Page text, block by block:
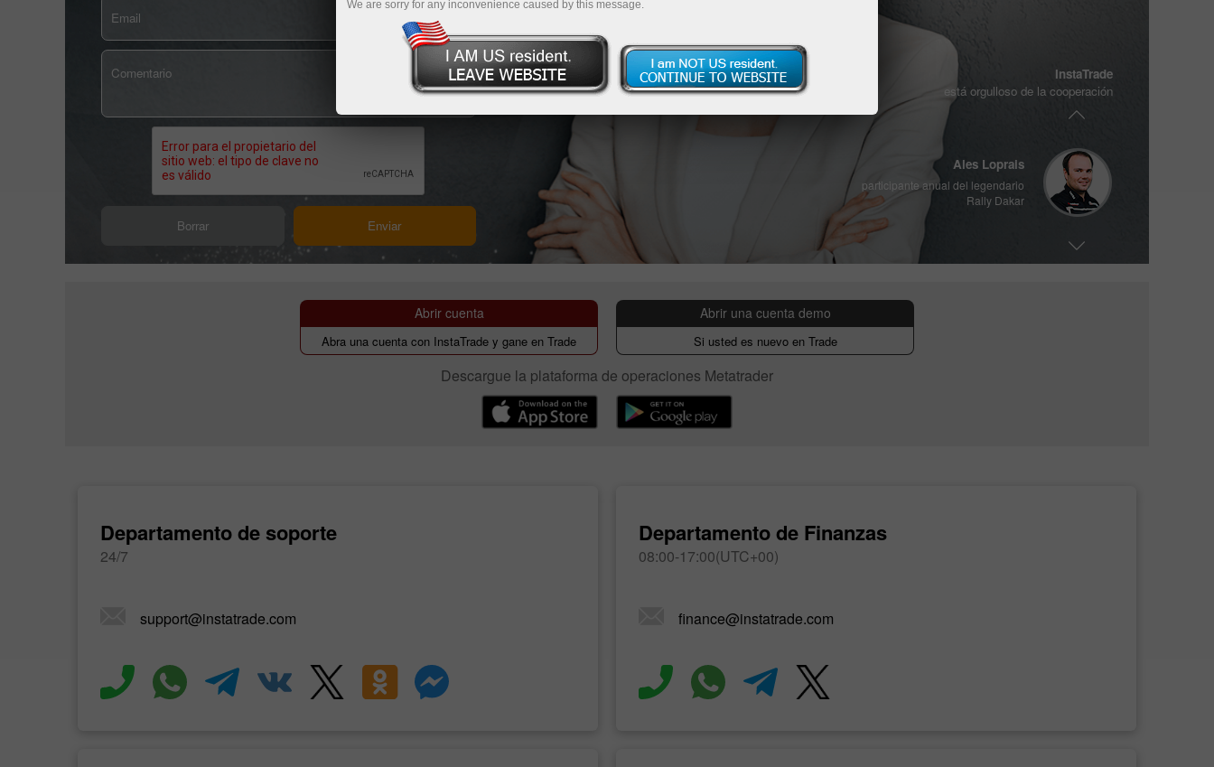
InstaTrade
está orgulloso de la cooperación
Dos veces campeón mundial de
Enfusion 2017/2018
Ales Loprais
participante anual del legendario
Rally Dakar
Viswanathan Anand
Abrir cuenta
Abra una cuenta con InstaTrade y gane en Trade
Abrir una cuenta demo
Si usted es nuevo en Trade
Descargue la plataforma de operaciones Metatrader
Departamento de soporte
24/7
support@instatrade.com
Departamento de Finanzas
08:00-17:00(UTC+00)
finance@instatrade.com
We are sorry for any inconvenience caused by this message.